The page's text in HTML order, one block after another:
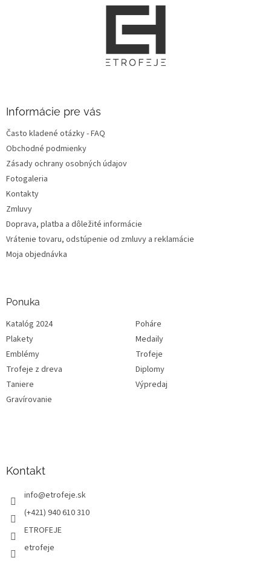
Informácie pre vás
Často kladené otázky - FAQ
Obchodné podmienky
Zásady ochrany osobných údajov
Fotogaleria
Kontakty
Zmluvy
Doprava, platba a dôležité informácie
Vrátenie tovaru, odstúpenie od zmluvy a reklamácie
Moja objednávka
Ponuka
Katalóg 2024
Poháre
Plakety
Medaily
Emblémy
Trofeje
Trofeje z dreva
Diplomy
Taniere
Výpredaj
Gravírovanie
Kontakt
info@etrofeje.sk
(+421) 940 610 310
ETROFEJE
etrofeje